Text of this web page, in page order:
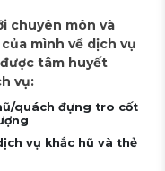
chuyên môn và
mình về dịch vụ
tâm huyết
vụ:
quách đựng tro cốt
vụ khắc hũ và thẻ